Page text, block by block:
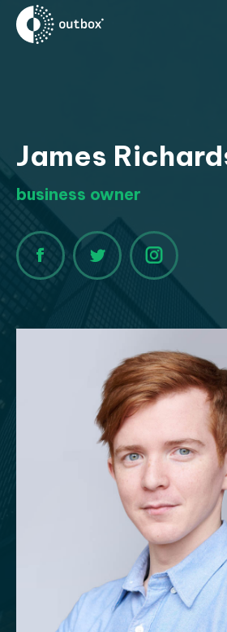
James
business owner
FacebookTwitterInstagram